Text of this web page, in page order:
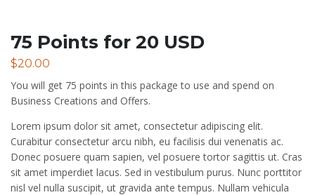
75 Points for 20 USD
$20.00
You will get 75 points in this package to use and spend on
Business Creations and Offers.
Lorem ipsum dolor sit amet, consectetur adipiscing elit.
Curabitur consectetur arcu nibh, eu facilisis dui venenatis ac.
Donec posuere quam sapien, vel posuere tortor sagittis ut. Cras
sit amet imperdiet lacus. Sed in vestibulum purus. Nunc porttitor
nisl vel nulla suscipit, ut gravida ante tempus. Nullam vehicula